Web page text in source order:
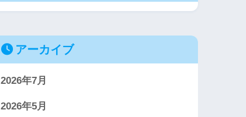
アーカイブ
2026年7月
2026年5月